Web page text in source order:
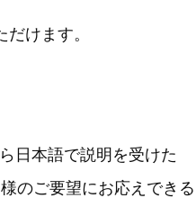
けます。
日本語で説明を受けた
のご要望にお応えできる